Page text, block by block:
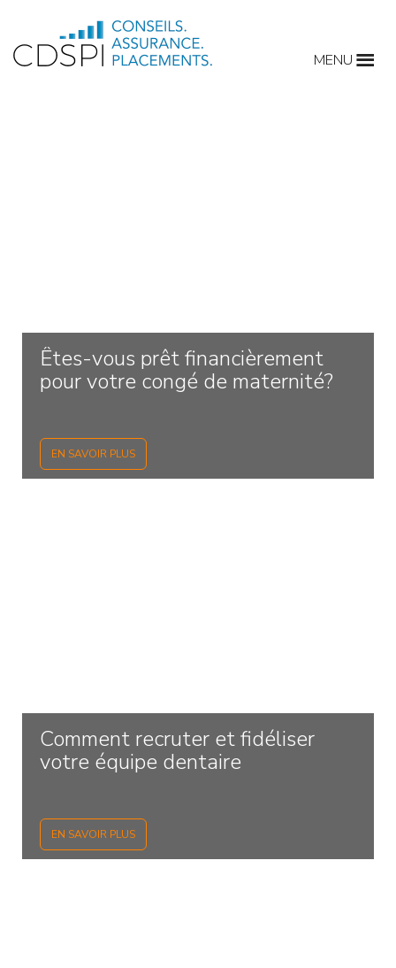
content
MENU
Êtes-vous prêt financièrement
pour votre congé de maternité?
EN SAVOIR PLUS
Comment recruter et fidéliser
votre équipe dentaire
EN SAVOIR PLUS